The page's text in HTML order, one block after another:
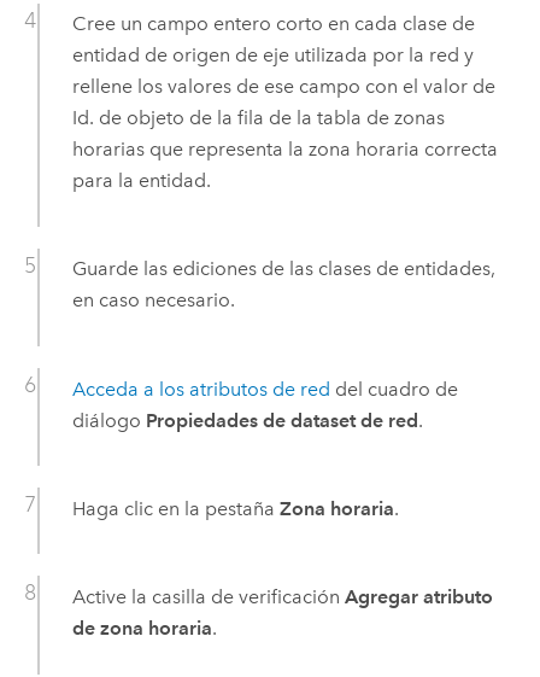
Cree un campo entero corto en cada clase de
entidad de origen de eje utilizada por la red y
rellene los valores de ese campo con el valor de
Id. de objeto de la fila de la tabla de zonas
horarias que representa la zona horaria correcta
para la entidad.
Guarde las ediciones de las clases de entidades,
en caso necesario.
Acceda a los atributos de red del cuadro de
diálogo Propiedades de dataset de red.
Haga clic en la pestaña Zona horaria.
Active la casilla de verificación Agregar atributo
de zona horaria.